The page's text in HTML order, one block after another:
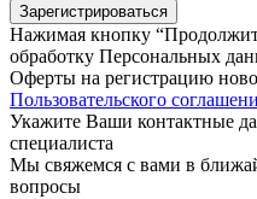
Зарегистрироваться
Нажимая кнопку
обработку Персональных
Оферты на регистрацию
Пользовательского
Укажите Ваши контактные
специалиста
Мы свяжемся с вами в
вопросы